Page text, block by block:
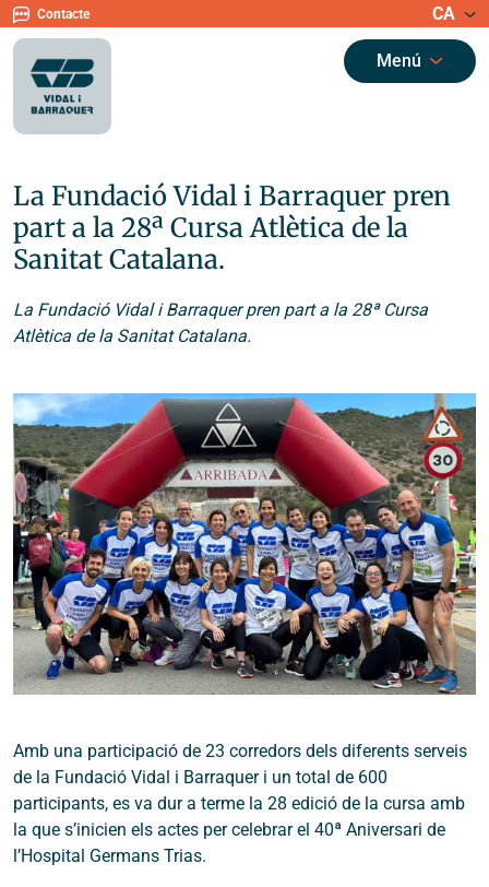
Contacte CA
Menú
La Fundació Vidal i Barraquer pren
part a la 28ª Cursa Atlètica de la
Sanitat Catalana.
La Fundació Vidal i Barraquer pren part a la 28ª Cursa
Atlètica de la Sanitat Catalana.
Amb una participació de 23 corredors dels diferents serveis
de la Fundació Vidal i Barraquer i un total de 600
participants, es va dur a terme la 28 edició de la cursa amb
la que s’inicien els actes per celebrar el 40ª Aniversari de
l’Hospital Germans Trias.